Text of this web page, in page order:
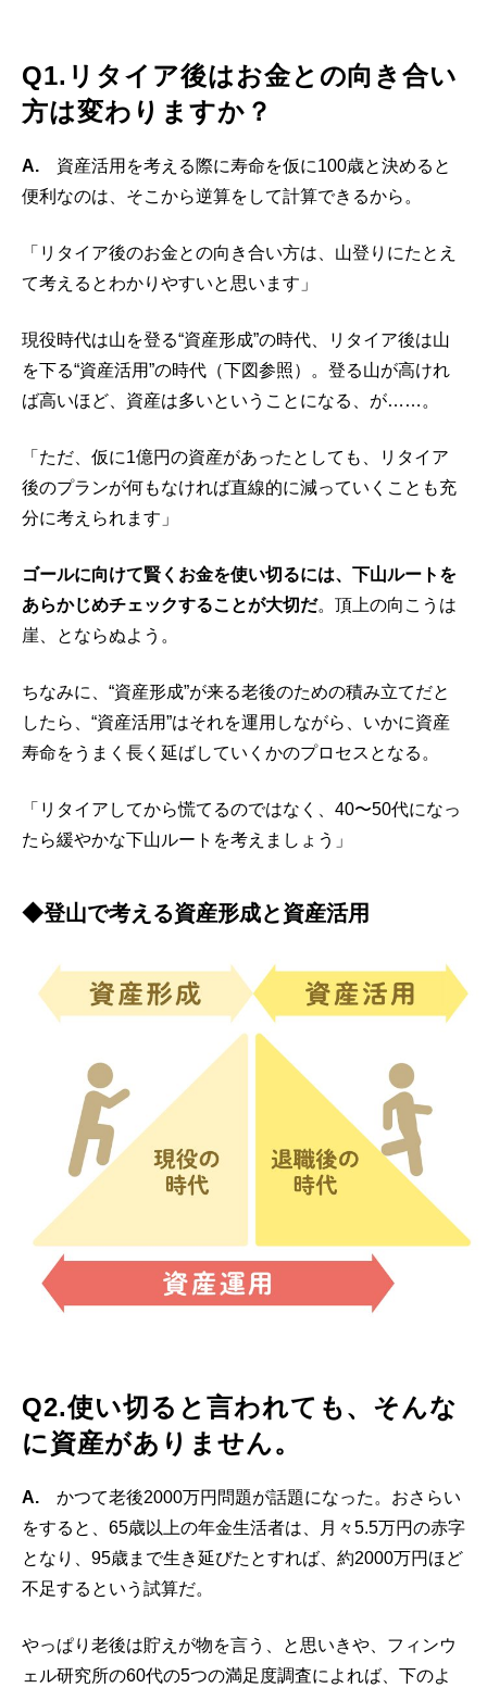
Q1.リタイア後はお金との向き合い
方は変わりますか？
A. 資産活用を考える際に寿命を仮に100歳と決めると
便利なのは、そこから逆算をして計算できるから。
「リタイア後のお金との向き合い方は、山登りにたとえ
て考えるとわかりやすいと思います」
現役時代は山を登る“資産形成”の時代、リタイア後は山
を下る“資産活用”の時代（下図参照）。登る山が高けれ
ば高いほど、資産は多いということになる、が……。
「ただ、仮に1億円の資産があったとしても、リタイア
後のプランが何もなければ直線的に減っていくことも充
分に考えられます」
ゴールに向けて賢くお金を使い切るには、下山ルートを
あらかじめチェックすることが大切だ。頂上の向こうは
崖、とならぬよう。
ちなみに、“資産形成”が来る老後のための積み立てだと
したら、“資産活用”はそれを運用しながら、いかに資産
寿命をうまく長く延ばしていくかのプロセスとなる。
「リタイアしてから慌てるのではなく、40〜50代になっ
たら緩やかな下山ルートを考えましょう」
◆登山で考える資産形成と資産活用
Q2.使い切ると言われても、そんな
に資産がありません。
A. かつて老後2000万円問題が話題になった。おさらい
をすると、65歳以上の年金生活者は、月々5.5万円の赤字
となり、95歳まで生き延びたとすれば、約2000万円ほど
不足するという試算だ。
やっぱり老後は貯えが物を言う、と思いきや、フィンウ
ェル研究所の60代の5つの満足度調査によれば、下のよ